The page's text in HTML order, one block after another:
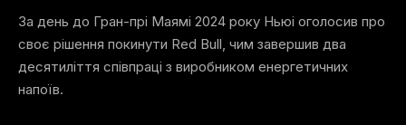
За день до Гран-прі Маямі 2024 року Ньюі оголосив про
своє рішення покинути Red Bull, чим завершив два
десятиліття співпраці з виробником енергетичних
напоїв.